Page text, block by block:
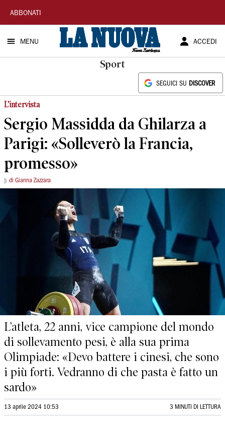
La
Nuova
Sardegna
ABBONATI
MENU ACCEDI
Sport
SEGUICI SU DISCOVER
L’intervista
Sergio Massidda da Ghilarza a
Parigi: «Solleverò la Francia,
promesso»
di Gianna Zazzara
L’atleta, 22 anni, vice campione del mondo
di sollevamento pesi, è alla sua prima
Olimpiade: «Devo battere i cinesi, che sono
i più forti. Vedranno di che pasta è fatto un
sardo»
13 aprile 2024 10:53 3 MINUTI DI LETTURA